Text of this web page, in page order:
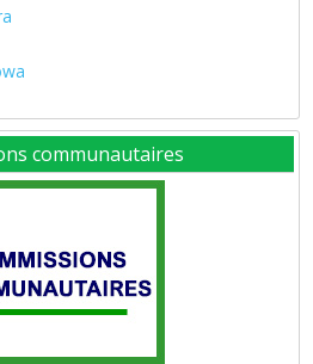
communautaires